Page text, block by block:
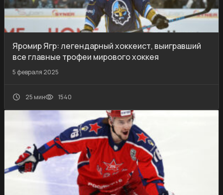
Яромир Ягр: легендарный хоккеист, выигравший
все главные трофеи мирового хоккея
5 февраля 2025
25 мин 1540